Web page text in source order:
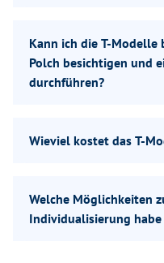
Kann ich die T-Modelle
Polch besichtigen und
durchführen?
Wieviel kostet das T-
Welche Möglichkeiten
Individualisierung habe